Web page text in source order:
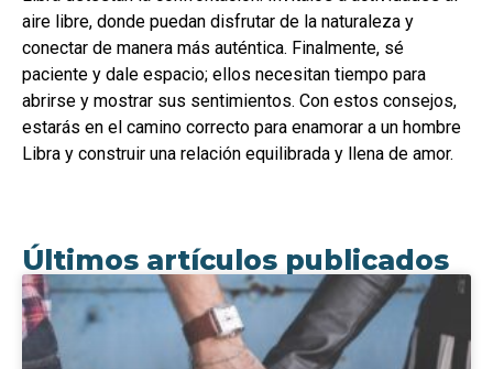
aire libre, donde puedan disfrutar de la naturaleza y
conectar de manera más auténtica. Finalmente, sé
paciente y dale espacio; ellos necesitan tiempo para
abrirse y mostrar sus sentimientos. Con estos consejos,
estarás en el camino correcto para enamorar a un hombre
Libra y construir una relación equilibrada y llena de amor.
Últimos artículos publicados